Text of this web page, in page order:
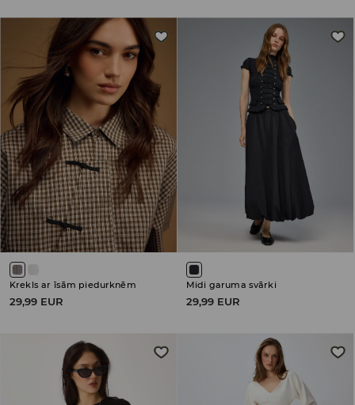
Krekls ar īsām piedurknēm
29,99 EUR
Midi garuma svārki
29,99 EUR